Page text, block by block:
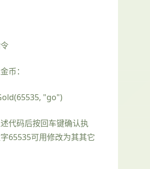
币：
"go")
代码后按回车键确认执
65535可用修改为其其它